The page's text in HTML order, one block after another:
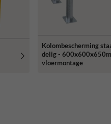
Kolombescherming
delig -
vloermontage